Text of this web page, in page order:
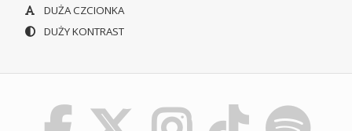
DUŻA CZCIONKA
DUŻY KONTRAST